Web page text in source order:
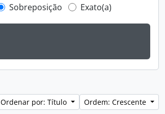
Sobreposição
Exato(a)
Ordenar por: Título
Ordem: Crescente